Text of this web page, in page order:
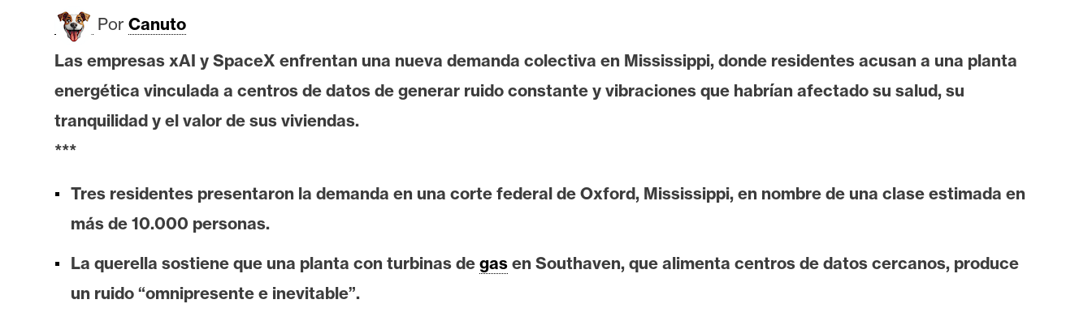
I
A
A
n
l
s
Por Canuto
Las empresas xAI y SpaceX enfrentan una nueva demanda colectiva en Mississippi, donde residentes acusan a una planta
energética vinculada a centros de datos de generar ruido constante y vibraciones que habrían afectado su salud, su
tranquilidad y el valor de sus viviendas.
***
Tres residentes presentaron la demanda en una corte federal de Oxford, Mississippi, en nombre de una clase estimada en
más de 10.000 personas.
La querella sostiene que una planta con turbinas de gas en Southaven, que alimenta centros de datos cercanos, produce
un ruido “omnipresente e inevitable”.